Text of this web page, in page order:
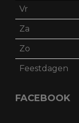
Vr
Za
Zo
Feestdagen
FACEBOOK